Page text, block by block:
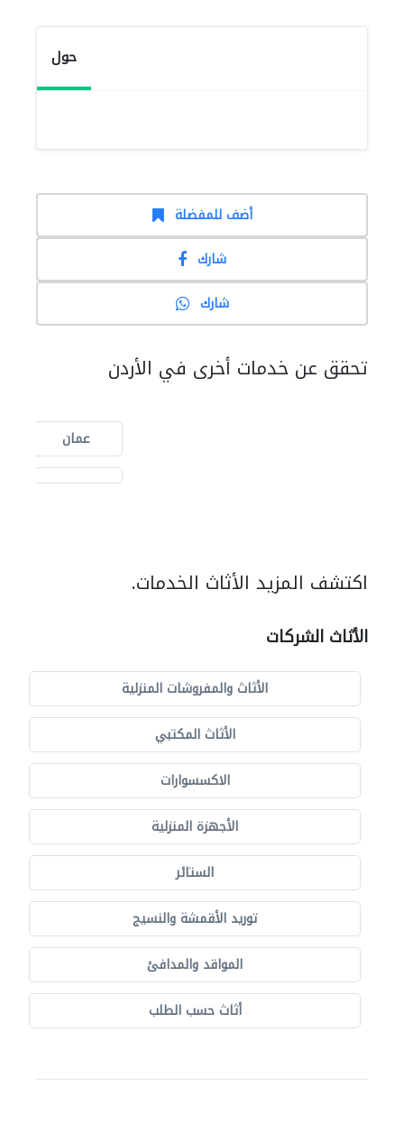
حول
أضف للمفضلة
شارك
شارك
تحقق عن خدمات أخرى في الأردن
عمان
اكتشف المزيد الأثاث الخدمات.
الأثاث الشركات
الأثاث والمفروشات المنزلية
الأثاث المكتبي
الاكسسوارات
الأجهزة المنزلية
الستائر
توريد الأقمشة والنسيج
المواقد والمدافئ
أثاث حسب الطلب